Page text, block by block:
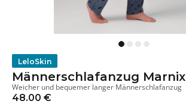
LeloSkin
Männerschlafanzug Marnix
Weicher und bequemer langer Männerschlafanzug
48.00 €